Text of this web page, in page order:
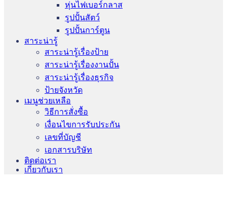
หุ่นไฟเบอร์กลาส
รูปปั้นสัตว์
รูปปั้นการ์ตูน
สาระน่ารู้
สาระน่ารู้เรื่องป้าย
สาระน่ารู้เรื่องงานปั้น
สาระน่ารู้เรื่องธุรกิจ
ป้ายจังหวัด
เมนูช่วยเหลือ
วิธีการสั่งซื้อ
เงื่อนไขการรับประกัน
เลขที่บัญชี
เอกสารบริษัท
ติดต่อเรา
เกี่ยวกับเรา